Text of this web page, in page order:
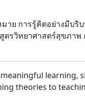
าย การรู้คิดอย่างมีบ
ตรวิทยาศาสตร์สุขภาพ
learning,
theories to